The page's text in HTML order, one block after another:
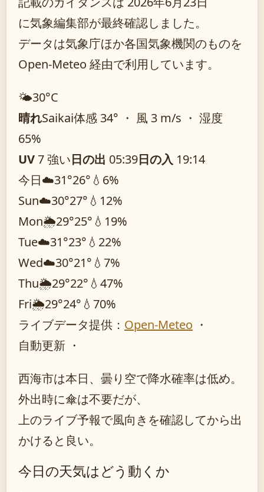
に気象編集部が最終確認しました。
データは気象庁ほか各国気象機関のものを
Open-Meteo 経由で利用しています。
🌤️30°C
晴れSaikai体感 34° ・ 風 3 m/s ・ 湿度
65%
UV7 強い日の出 05:39日の入 19:14
今日☁️31°26° 💧6%
Sun☁️30°27° 💧12%
Mon🌦️29°25° 💧19%
Tue☁️31°23° 💧22%
Wed☁️30°21° 💧7%
Thu🌦️29°22° 💧47%
Fri🌦️29°24° 💧70%
ライブデータ提供： Open-Meteo ・
自動更新 ・
西海市は本日、曇り空で降水確率は低め。
外出時に傘は不要だが、
上のライブ予報で風向きを確認してから出
かけると良い。
今日の天気はどう動くか